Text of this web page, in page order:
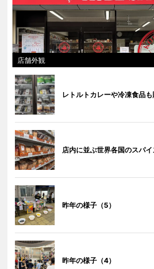
店舗外観
レトルトカレーや冷凍食品
店内に並ぶ世界各国のスパイ
昨年の様子（5）
昨年の様子（4）